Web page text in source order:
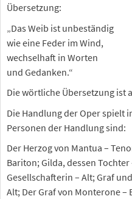
Übersetzung:
„Das Weib ist unbeständig
wie eine Feder im Wind,
wechselhaft in Worten
und Gedanken.“
Die wörtliche Übersetzung ist
Die Handlung der Oper spielt
Personen der Handlung sind:
Der Herzog von Mantua –
Bariton; Gilda, dessen
Gesellschafterin – Alt; Graf
Alt; Der Graf von Monterone –